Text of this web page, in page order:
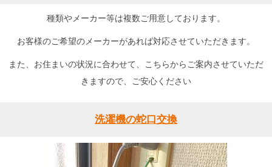
種類やメーカー等は複数ご用意しております。
お客様のご希望のメーカーがあれば対応させていただきます。
また、お住まいの状況に合わせて、こちらからご案内させていただ
きますので、ご安心ください
洗濯機の蛇口交換